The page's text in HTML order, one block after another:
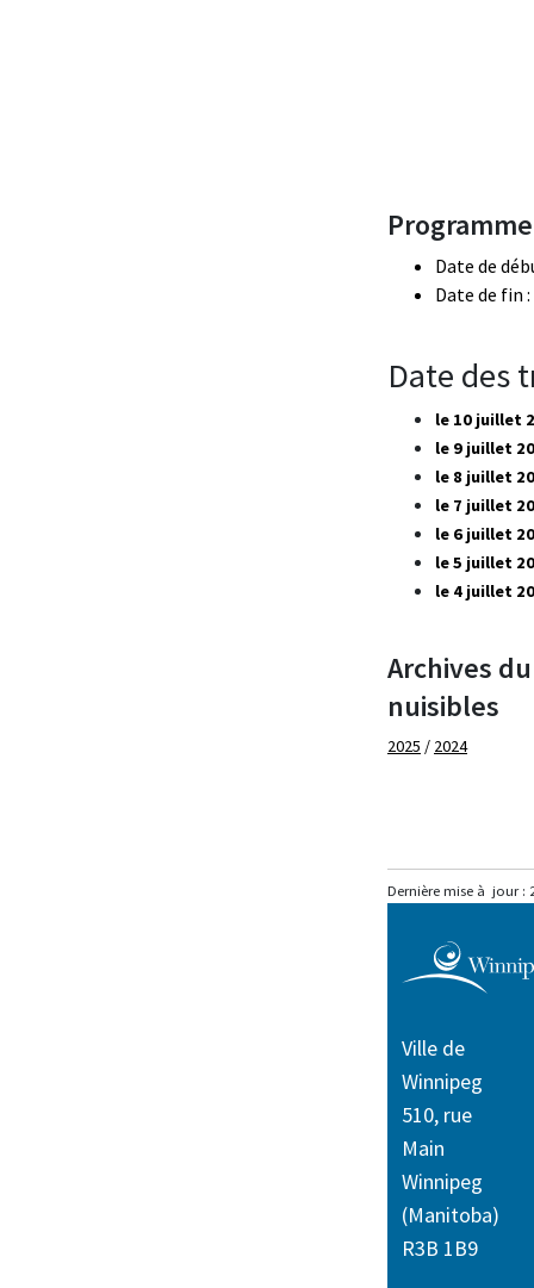
Date de
Date de fin
Date des
le 10 juillet
le 9 juillet
le 8 juillet
le 7 juillet
le 6 juillet
le 5 juillet
le 4 juillet
Archives
nuisibles
2025 / 2024
Dernière mise à jour :
Ville de
Winnipeg
510, rue
Main
Winnipeg
(Manitoba)
R3B 1B9